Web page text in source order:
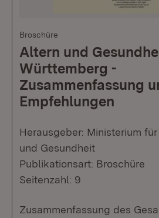
Broschüre
Altern und
Württemberg -
Zusammenfassung
Empfehlungen
Herausgeber: Ministerium
und Gesundheit
Publikationsart: Broschüre
Seitenzahl: 9
Zusammenfassung des